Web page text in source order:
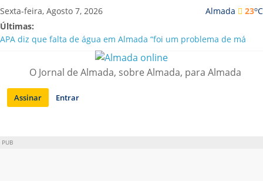
Saltar
para
conteúdo
Almada 23oC
Sexta-feira, Agosto 7, 2026
Últimas:
APA diz que falta de água em Almada “foi um problema de má
Laranjeiro | Cultura pop asiática invade a Casa Amarela
Ponte 25 de Abril celebra 60 anos com programa cultural entre
Lisboa e Almada
Situação de alerta em Almada renovada até final de Agosto
O Jornal de Almada, sobre Almada, para Almada
Assinar Entrar
PUB